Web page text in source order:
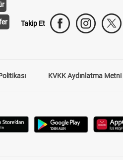
Takip Et
KVKK Aydınlatma